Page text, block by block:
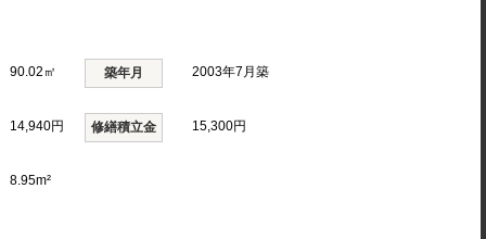
90.02㎡ 築年月 2003年7月築
14,940円 修繕積立金 15,300円
8.95m²